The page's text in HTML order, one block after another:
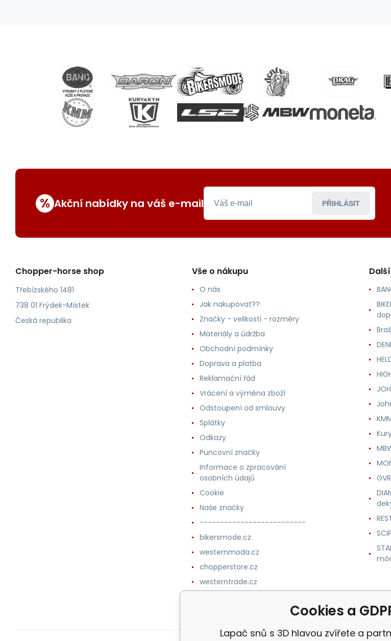
% Akční nabídky na váš e-mail PŘIHLÁSIT
Chopper-horse shop
Třebízského 1481
738 01 Frýdek-Místek
Česká republika
Vše o nákupu
O nás
Jak nakupovat??
Značky - velikosti - rozměry
Materiály a údržba
Obchodní podmínky
Doprava a platba
Reklamační řád
Vrácení a výměna zboží
Odstoupení od smlouvy
Splátky
Odkazy
Puncovní značky
Informace o zpracování
osobních údajů
Cookie
Naše značky
--------------------------
bikersmode.cz
westernmoda.cz
chopperstore.cz
westerntrade.cz
Cookies a
Lapač snů s 3D hlavou zvířete a